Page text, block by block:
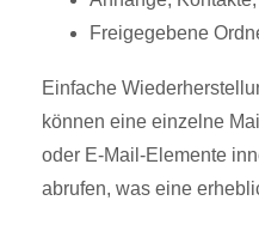
Freigegebene
Einfache
können eine einzelne
oder E-Mail-Elemente
abrufen, was eine